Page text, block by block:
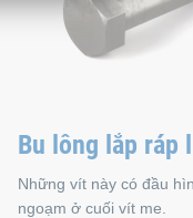
Bu lông lắp ráp
Những vít này có đầu
ngoạm ở cuối vít me.